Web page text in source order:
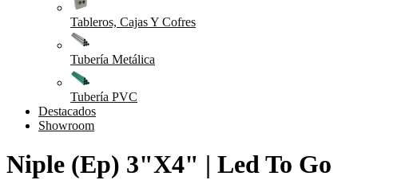
Tableros, Cajas Y Cofres
Tubería Metálica
Tubería PVC
Destacados
Showroom
Niple (Ep) 3"X4" | Led To Go